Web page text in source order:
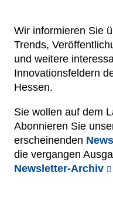
Das
Innovationsfelder
Beratung &
Netzwerke
Wir informieren Sie
Trends,
und weitere
Innovationsfeldern
Hessen.
Sie wollen auf dem
Abonnieren Sie
erscheinenden
die vergangen
Newsletter-Archiv